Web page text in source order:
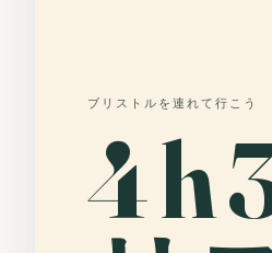
ブリストルを連れて行こう
4 h